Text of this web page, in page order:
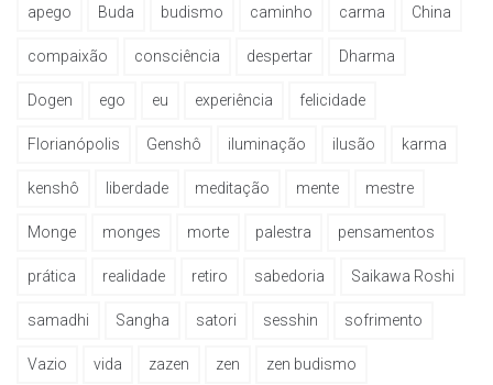
apego Buda budismo caminho carma China
compaixão consciência despertar Dharma
Dogen ego eu experiência felicidade
Florianópolis Genshô iluminação ilusão karma
kenshô liberdade meditação mente mestre
Monge monges morte palestra pensamentos
prática realidade retiro sabedoria Saikawa Roshi
samadhi Sangha satori sesshin sofrimento
Vazio vida zazen zen zen budismo